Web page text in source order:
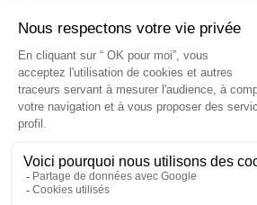
énergétique pure, un appareil
généralement moins qu’un modèle
ancien, ...Lire plus